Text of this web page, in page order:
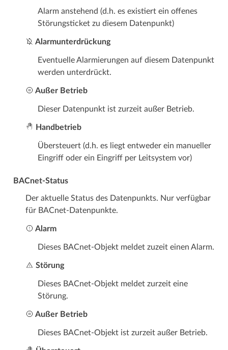
Alarm anstehend (d.h. es existiert ein offenes
Störungsticket zu diesem Datenpunkt)
Alarmunterdrückung
Eventuelle Alarmierungen auf diesem Datenpunkt
werden unterdrückt.
Außer Betrieb
Dieser Datenpunkt ist zurzeit außer Betrieb.
Handbetrieb
Übersteuert (d.h. es liegt entweder ein manueller
Eingriff oder ein Eingriff per Leitsystem vor)
BACnet-Status
Der aktuelle Status des Datenpunkts. Nur verfügbar
für BACnet-Datenpunkte.
Alarm
Dieses BACnet-Objekt meldet zuzeit einen Alarm.
Störung
Dieses BACnet-Objekt meldet zurzeit eine
Störung.
Außer Betrieb
Dieses BACnet-Objekt ist zurzeit außer Betrieb.